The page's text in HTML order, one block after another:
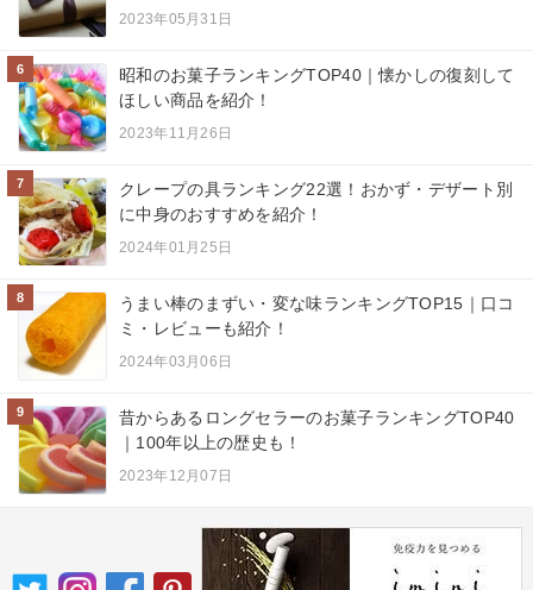
2023年05月31日
6
昭和のお菓子ランキングTOP40｜懐かしの復刻して
ほしい商品を紹介！
2023年11月26日
7
クレープの具ランキング22選！おかず・デザート別
に中身のおすすめを紹介！
2024年01月25日
8
うまい棒のまずい・変な味ランキングTOP15｜口コ
ミ・レビューも紹介！
2024年03月06日
9
昔からあるロングセラーのお菓子ランキングTOP40
｜100年以上の歴史も！
2023年12月07日